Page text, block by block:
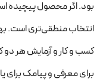
بود. اگر محصول پیچیده
انتخاب منطقی‌تری است.
کسب و کار و آزمایش هر دو
برای معرفی و پیامک برای